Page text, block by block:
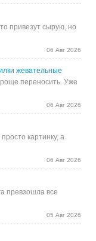
привезут сырую, но
06 Авг 2026
жевательные
переносить. Уже
06 Авг 2026
картинку, а
06 Авг 2026
превзошла все
05 Авг 2026